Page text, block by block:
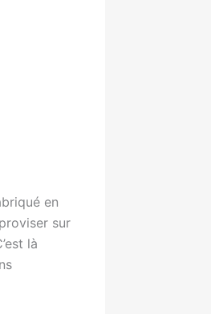
en
sur
là